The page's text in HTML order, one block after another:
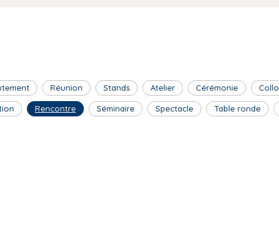
Réunion Stands Atelier Cérémonie
Rencontre Séminaire Spectacle Table ronde